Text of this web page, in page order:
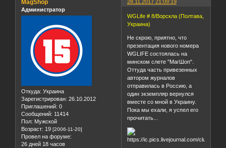
28.11.2017 21:09:19
MagShop
Администратор
Откуда: Украина
Зарегистрирован: 26.10.2012
Приглашений: 0
Сообщений: 11414
Пол: Мужской
Возраст: 19 [2006-11-20]
Провел на форуме:
26 дней 18 часов
WGLife # 8/Ворскла (Полтава,
Украина)
Не скрою, приятно, что
презентация нового номера
WGLIFE состоялась на
минском слете "МагШоп".
Оттуда часть привезенных
автором журналов
отправилась в Россию, а
один экземпляр вернулся
вместе со мной в Украину.
Пока мы ехали, я успел его
прочитать...